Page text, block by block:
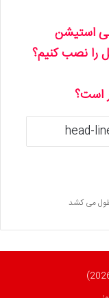
استیشن
را نصب کنیم؟
است؟